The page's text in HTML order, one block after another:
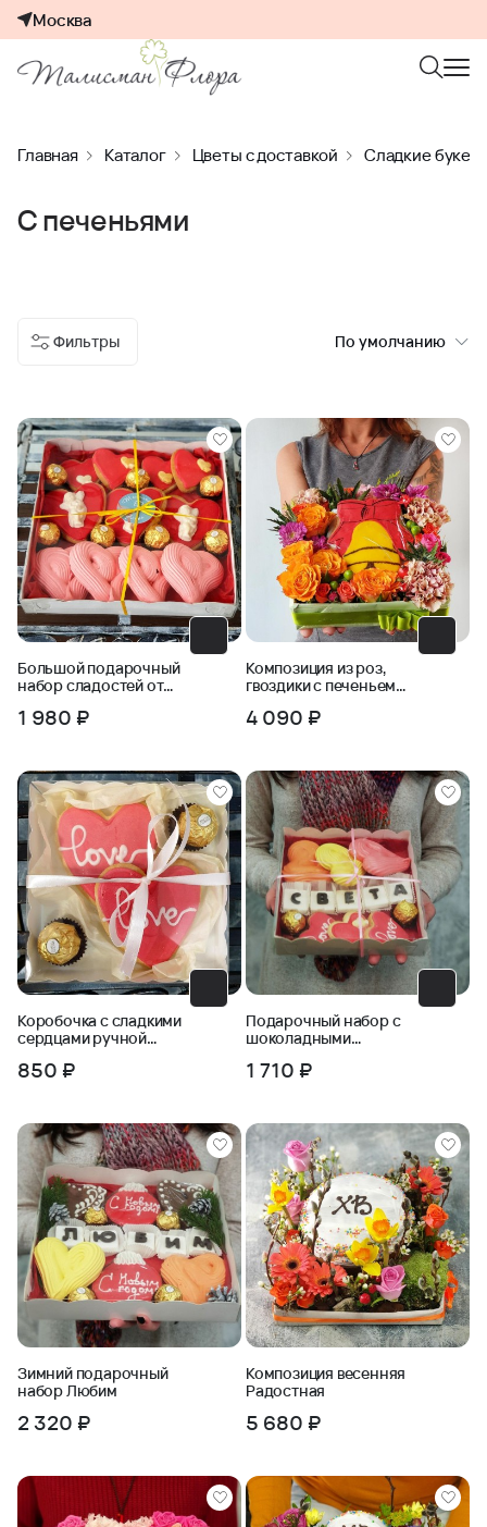
Москва
Главная Каталог Цветы с доставкой Сладкие
С печеньями
Фильтры По умолчанию
Большой подарочный
набор сладостей от
Ангела
1 980 ₽
Композиция из роз,
гвоздики с печеньем
4 090 ₽
Коробочка с сладкими
сердцами ручной
850 ₽
Подарочный набор с
шоколадными
1 710 ₽
Зимний подарочный
набор Любим
2 320 ₽
Композиция весенняя
Радостная
5 680 ₽